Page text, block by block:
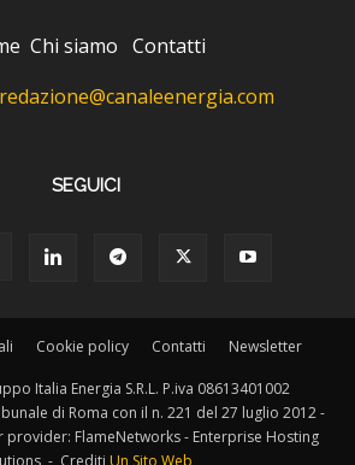
Chi siamo Contatti
redazione@canaleenergia.com
SEGUICI
Cookie policy Contatti Newsletter
Italia Energia S.R.L. P.iva 08613401002
di Roma con il n. 221 del 27 luglio 2012 -
provider: FlameNetworks - Enterprise Hosting
- Crediti Un Sito Web